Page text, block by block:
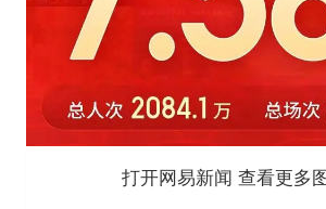
打开网易新闻 查看更多